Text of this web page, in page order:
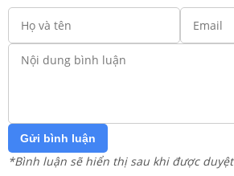
Gửi bình luận
*Bình luận sẽ hiển thị sau khi được duyệt